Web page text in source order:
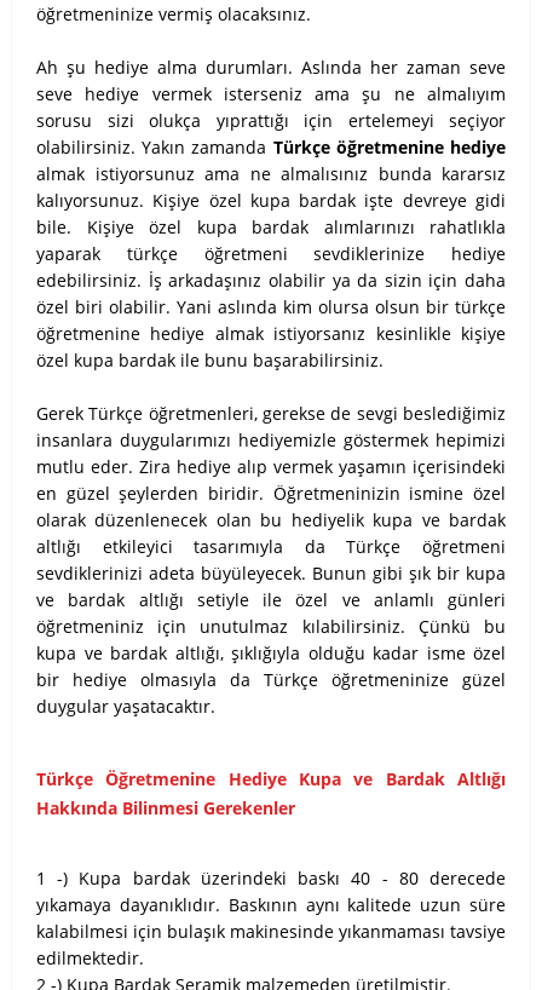
öğretmeninize vermiş olacaksınız.
Ah şu hediye alma durumları. Aslında her zaman seve
seve hediye vermek isterseniz ama şu ne almalıyım
sorusu sizi olukça yıprattığı için ertelemeyi seçiyor
olabilirsiniz. Yakın zamanda Türkçe öğretmenine hediye
almak istiyorsunuz ama ne almalısınız bunda kararsız
kalıyorsunuz. Kişiye özel kupa bardak işte devreye gidi
bile. Kişiye özel kupa bardak alımlarınızı rahatlıkla
yaparak türkçe öğretmeni sevdiklerinize hediye
edebilirsiniz. İş arkadaşınız olabilir ya da sizin için daha
özel biri olabilir. Yani aslında kim olursa olsun bir türkçe
öğretmenine hediye almak istiyorsanız kesinlikle kişiye
özel kupa bardak ile bunu başarabilirsiniz.
Gerek Türkçe öğretmenleri, gerekse de sevgi beslediğimiz
insanlara duygularımızı hediyemizle göstermek hepimizi
mutlu eder. Zira hediye alıp vermek yaşamın içerisindeki
en güzel şeylerden biridir. Öğretmeninizin ismine özel
olarak düzenlenecek olan bu hediyelik kupa ve bardak
altlığı etkileyici tasarımıyla da Türkçe öğretmeni
sevdiklerinizi adeta büyüleyecek. Bunun gibi şık bir kupa
ve bardak altlığı setiyle ile özel ve anlamlı günleri
öğretmeniniz için unutulmaz kılabilirsiniz. Çünkü bu
kupa ve bardak altlığı, şıklığıyla olduğu kadar isme özel
bir hediye olmasıyla da Türkçe öğretmeninize güzel
duygular yaşatacaktır.
Türkçe Öğretmenine Hediye Kupa ve Bardak Altlığı
Hakkında Bilinmesi Gerekenler
1 -) Kupa bardak üzerindeki baskı 40 - 80 derecede
yıkamaya dayanıklıdır. Baskının aynı kalitede uzun süre
kalabilmesi için bulaşık makinesinde yıkanmaması tavsiye
edilmektedir.
2 -) Kupa Bardak Seramik malzemeden üretilmiştir.